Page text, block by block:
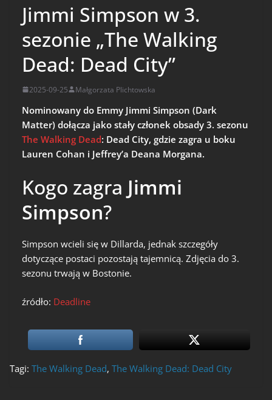
Jimmi Simpson w 3.
sezonie „The Walking
Dead: Dead City”
2025-09-25 Małgorzata Plichtowska
Nominowany do Emmy Jimmi Simpson (Dark
Matter) dołącza jako stały członek obsady 3. sezonu
The Walking Dead: Dead City, gdzie zagra u boku
Lauren Cohan i Jeffrey’a Deana Morgana.
Kogo zagra Jimmi
Simpson?
Simpson wcieli się w Dillarda, jednak szczegóły
dotyczące postaci pozostają tajemnicą. Zdjęcia do 3.
sezonu trwają w Bostonie.
źródło: Deadline
Tagi: The Walking Dead, The Walking Dead: Dead City